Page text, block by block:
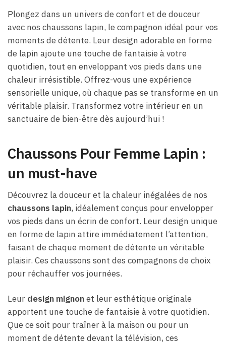
Plongez dans un univers de confort et de douceur
avec nos chaussons lapin, le compagnon idéal pour vos
moments de détente. Leur design adorable en forme
de lapin ajoute une touche de fantaisie à votre
quotidien, tout en enveloppant vos pieds dans une
chaleur irrésistible. Offrez-vous une expérience
sensorielle unique, où chaque pas se transforme en un
véritable plaisir. Transformez votre intérieur en un
sanctuaire de bien-être dès aujourd’hui !
Chaussons Pour Femme Lapin :
un must-have
Découvrez la douceur et la chaleur inégalées de nos
chaussons lapin, idéalement conçus pour envelopper
vos pieds dans un écrin de confort. Leur design unique
en forme de lapin attire immédiatement l’attention,
faisant de chaque moment de détente un véritable
plaisir. Ces chaussons sont des compagnons de choix
pour réchauffer vos journées.
Leur design mignonet leur esthétique originale
apportent une touche de fantaisie à votre quotidien.
Que ce soit pour traîner à la maison ou pour un
moment de détente devant la télévision, ces